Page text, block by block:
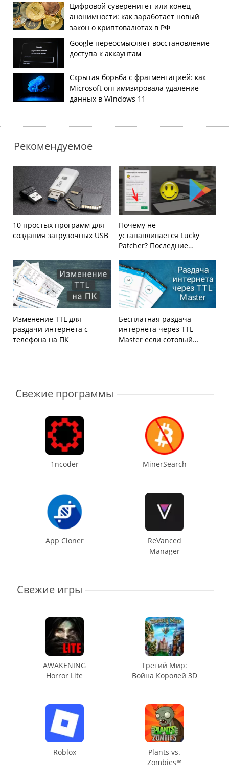
Цифровой суверенитет или конец
анонимности: как заработает новый
закон о криптовалютах в РФ
Google переосмысляет восстановление
доступа к аккаунтам
Скрытая борьба с фрагментацией: как
Microsoft оптимизировала удаление
данных в Windows 11
Рекомендуемое
10 простых программ для
создания загрузочных USB
Почему не
устанавливается Lucky
Patcher? Последние
Market
Изменение TTL для
раздачи интернета с
телефона на ПК
Бесплатная раздача
интернета через TTL
Master если сотовый
Свежие программы
1ncoder MinerSearch
App Cloner
ReVanced
Manager
Свежие игры
AWAKENING
Horror Lite
Третий Мир:
Война Королей 3D
Roblox
Plants vs.
Zombies™